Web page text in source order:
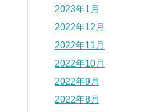
2023年1月
2022年12月
2022年11月
2022年10月
2022年9月
2022年8月